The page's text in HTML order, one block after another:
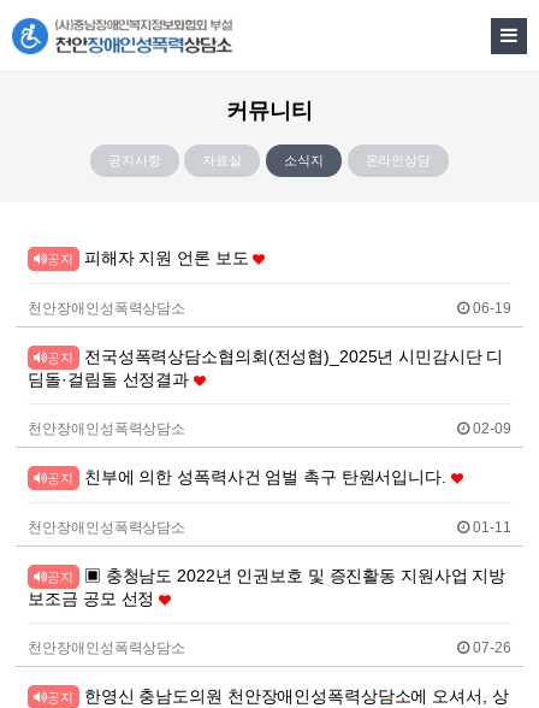
커뮤니티
공지사항 자료실 소식지 온라인상담
공지 피해자 지원 언론 보도
천안장애인성폭력상담소 06-19
공지
전국성폭력상담소협의회(전성협)_2025년 시민감시단 디
딤돌·걸림돌 선정결과
천안장애인성폭력상담소 02-09
공지 친부에 의한 성폭력사건 엄벌 촉구 탄원서입니다.
천안장애인성폭력상담소 01-11
공지
▣ 충청남도 2022년 인권보호 및 증진활동 지원사업 지방
보조금 공모 선정
천안장애인성폭력상담소 07-26
공지
한영신 충남도의원 천안장애인성폭력상담소에 오셔서, 상